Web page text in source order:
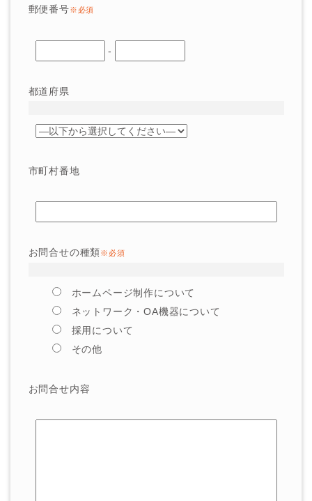
郵便番号※必須
-
都道府県
市町村番地
お問合せの種類※必須
ホームページ制作について
ネットワーク・OA機器について
採用について
その他
お問合せ内容